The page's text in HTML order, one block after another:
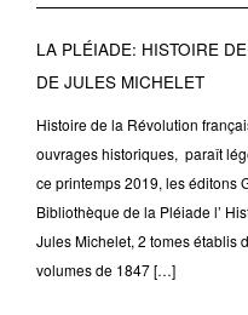
LA PLÉIADE: HISTOIRE
DE JULES MICHELET
Histoire de la Révolution
ouvrages historiques, paraît
ce printemps 2019, les éditons
Bibliothèque de la Pléiade l’
Jules Michelet, 2 tomes établis
volumes de 1847 […]